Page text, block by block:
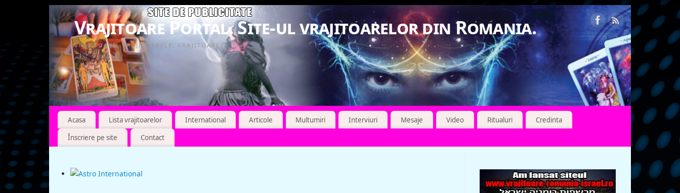
Vrajitoare Portal. Site-ul vrajitoarelor din Romania.
VRAJITOARE, VRAJITOARELE, VRAJITOARE
Acasa Lista vrajitoarelor International Articole Multumiri Interviuri Mesaje Video Ritualuri
Credinta
Înscriere pe site
Contact